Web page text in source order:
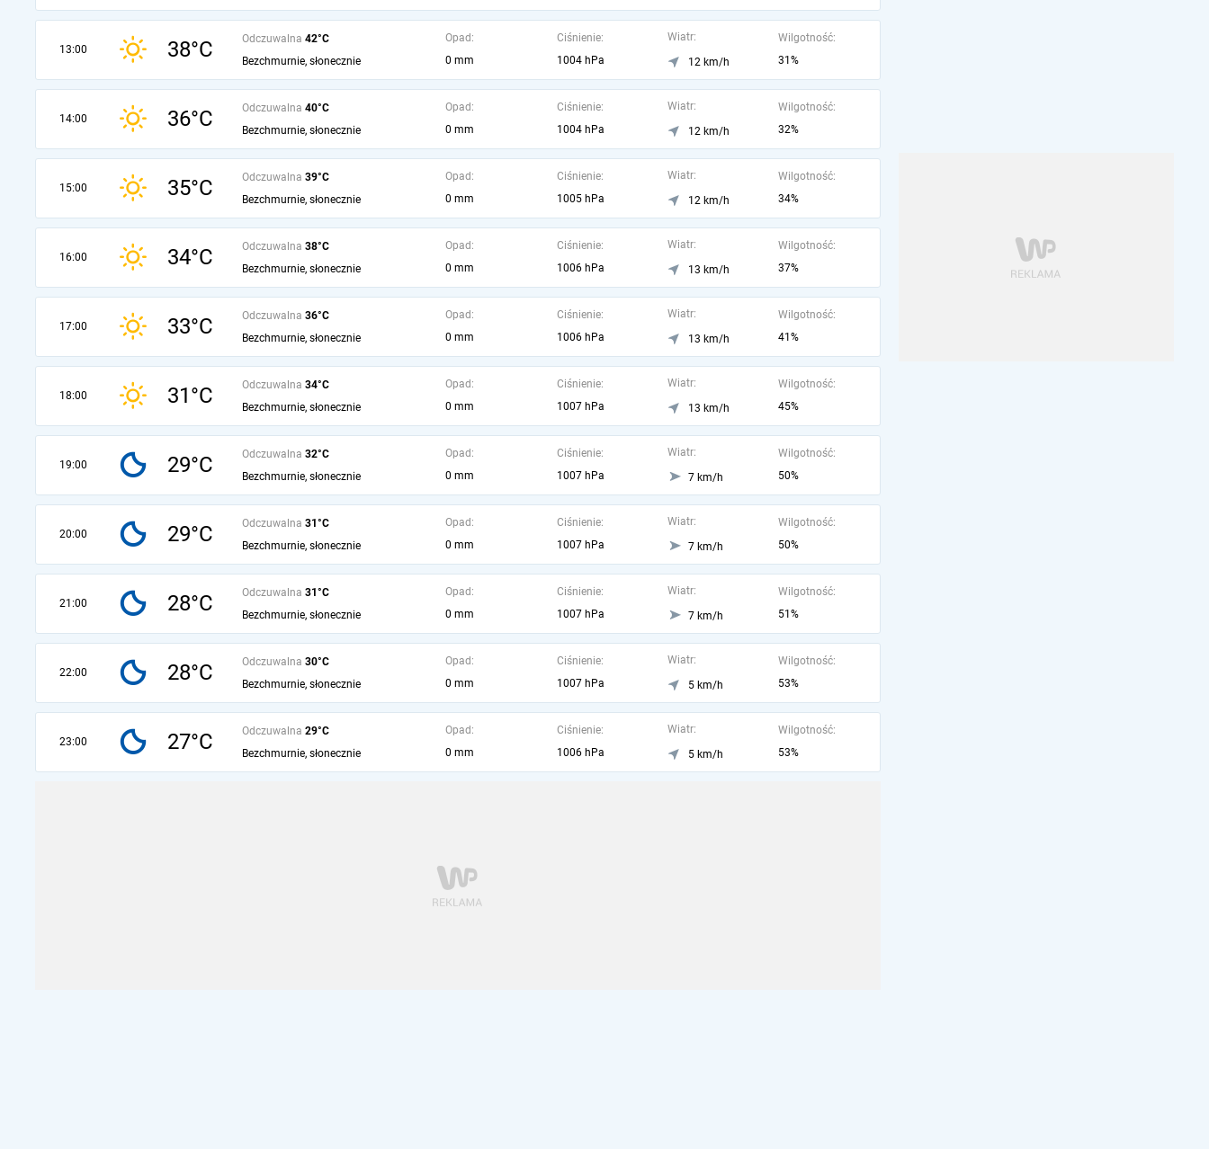
13:00 38°C Odczuwalna 42°C
Bezchmurnie, słonecznie
Opad:
0 mm
Ciśnienie:
1004 hPa
Wiatr:
12 km/h
Wilgotność:
31%
14:00 36°C Odczuwalna 40°C
Bezchmurnie, słonecznie
Opad:
0 mm
Ciśnienie:
1004 hPa
Wiatr:
12 km/h
Wilgotność:
32%
15:00 35°C Odczuwalna 39°C
Bezchmurnie, słonecznie
Opad:
0 mm
Ciśnienie:
1005 hPa
Wiatr:
12 km/h
Wilgotność:
34%
16:00 34°C Odczuwalna 38°C
Bezchmurnie, słonecznie
Opad:
0 mm
Ciśnienie:
1006 hPa
Wiatr:
13 km/h
Wilgotność:
37%
17:00 33°C Odczuwalna 36°C
Bezchmurnie, słonecznie
Opad:
0 mm
Ciśnienie:
1006 hPa
Wiatr:
13 km/h
Wilgotność:
41%
18:00 31°C Odczuwalna 34°C
Bezchmurnie, słonecznie
Opad:
0 mm
Ciśnienie:
1007 hPa
Wiatr:
13 km/h
Wilgotność:
45%
19:00 29°C Odczuwalna 32°C
Bezchmurnie, słonecznie
Opad:
0 mm
Ciśnienie:
1007 hPa
Wiatr:
7 km/h
Wilgotność:
50%
20:00 29°C Odczuwalna 31°C
Bezchmurnie, słonecznie
Opad:
0 mm
Ciśnienie:
1007 hPa
Wiatr:
7 km/h
Wilgotność:
50%
21:00 28°C Odczuwalna 31°C
Bezchmurnie, słonecznie
Opad:
0 mm
Ciśnienie:
1007 hPa
Wiatr:
7 km/h
Wilgotność:
51%
22:00 28°C Odczuwalna 30°C
Bezchmurnie, słonecznie
Opad:
0 mm
Ciśnienie:
1007 hPa
Wiatr:
5 km/h
Wilgotność:
53%
23:00 27°C Odczuwalna 29°C
Bezchmurnie, słonecznie
Opad:
0 mm
Ciśnienie:
1006 hPa
Wiatr:
5 km/h
Wilgotność:
53%